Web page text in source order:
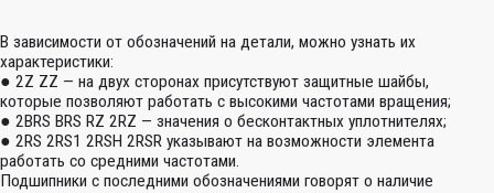
В зависимости от обозначений на детали, можно узнать их
характеристики:
● 2Z ZZ — на двух сторонах присутствуют защитные шайбы,
которые позволяют работать с высокими частотами вращения;
● 2BRS BRS RZ 2RZ — значения о бесконтактных уплотнителях;
● 2RS 2RS1 2RSH 2RSR указывают на возможности элемента
работать со средними частотами.
Подшипники с последними обозначениями говорят о наличие